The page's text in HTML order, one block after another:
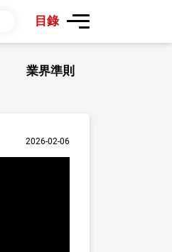
目錄
業界準則
2026-02-06